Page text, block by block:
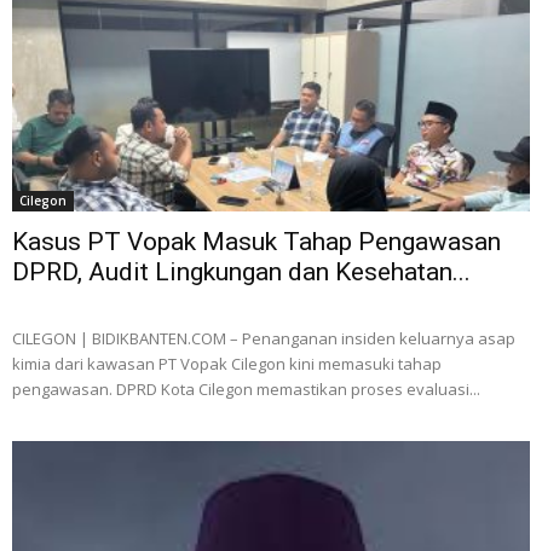
Cilegon
Kasus PT Vopak Masuk Tahap Pengawasan
DPRD, Audit Lingkungan dan Kesehatan...
CILEGON | BIDIKBANTEN.COM – Penanganan insiden keluarnya asap
kimia dari kawasan PT Vopak Cilegon kini memasuki tahap
pengawasan. DPRD Kota Cilegon memastikan proses evaluasi...